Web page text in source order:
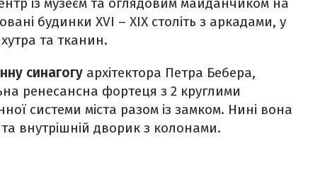
будинки XVI – XIX століть з аркадами, у
та тканин.
синагогу архітектора Петра Бебера,
ренесансна фортеця з 2 круглими
системи міста разом із замком. Нині вона
внутрішній дворик з колонами.